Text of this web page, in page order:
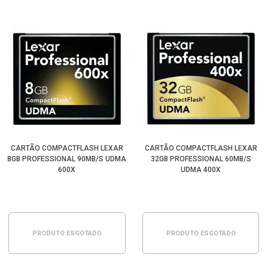
CARTÃO COMPACTFLASH LEXAR
8GB PROFESSIONAL 90MB/S UDMA
600X
PRODUTO ESGOTADO
CARTÃO COMPACTFLASH LEXAR
32GB PROFESSIONAL 60MB/S
UDMA 400X
PRODUTO ESGOTADO